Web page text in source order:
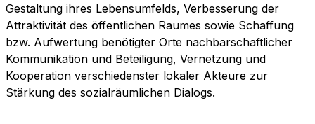
Gestaltung ihres Lebensumfelds, Verbesserung der
Attraktivität des öffentlichen Raumes sowie Schaffung
bzw. Aufwertung benötigter Orte nachbarschaftlicher
Kommunikation und Beteiligung, Vernetzung und
Kooperation verschiedenster lokaler Akteure zur
Stärkung des sozialräumlichen Dialogs.